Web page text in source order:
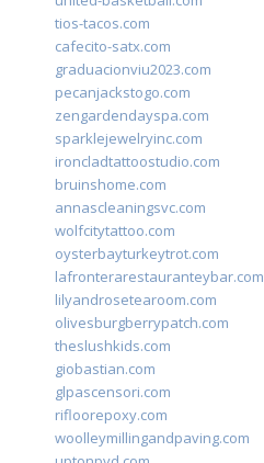
tios-tacos.com
cafecito-satx.com
graduacionviu2023.com
pecanjackstogo.com
zengardendayspa.com
sparklejewelryinc.com
ironcladtattoostudio.com
bruinshome.com
annascleaningsvc.com
wolfcitytattoo.com
oysterbayturkeytrot.com
lafronterarestauranteybar.com
lilyandrosetearoom.com
olivesburgberrypatch.com
theslushkids.com
giobastian.com
glpascensori.com
rifloorepoxy.com
woolleymillingandpaving.com